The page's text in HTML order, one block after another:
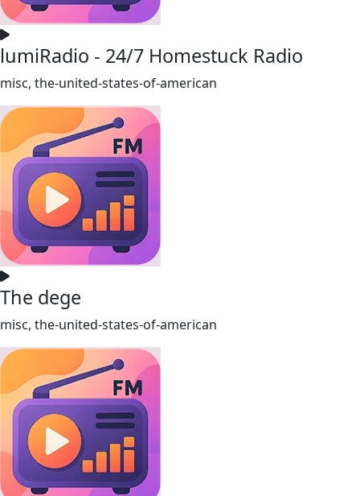
lumiRadio - 24/7 Homestuck Radio
misc, the-united-states-of-american
The dege
misc, the-united-states-of-american